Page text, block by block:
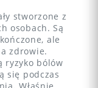
stworzone z
osobach. Są
ale
zdrowie.
ryzyko bólów
się podczas